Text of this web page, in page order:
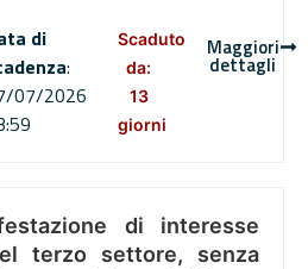
di
:
07/2026
Scaduto
da:
13
giorni
Maggiori
dettagli
di interesse
terzo settore, senza